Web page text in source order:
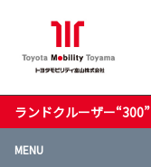
ランドクルーザー“300”
MENU